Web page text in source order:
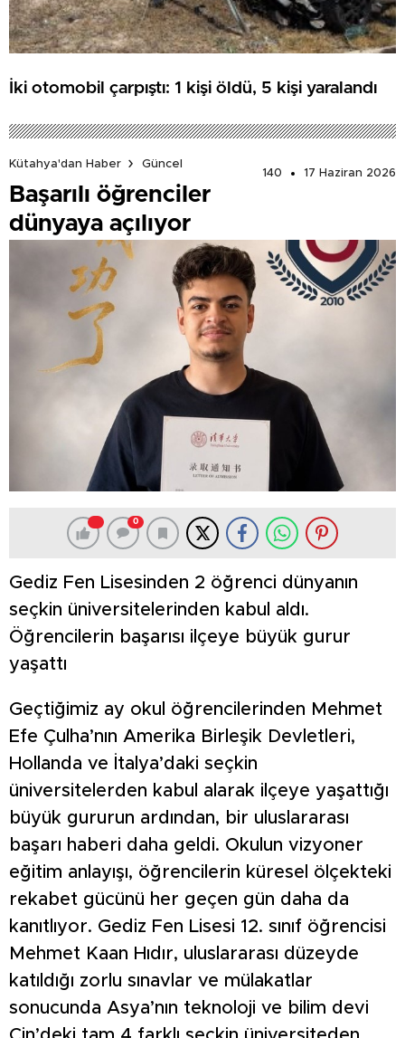
İki otomobil çarpıştı: 1 kişi öldü, 5 kişi yaralandı
Kütahya'dan Haber
Güncel
140
17 Haziran 2026
Başarılı öğrenciler
dünyaya açılıyor
0
Gediz Fen Lisesinden 2 öğrenci dünyanın
seçkin üniversitelerinden kabul aldı.
Öğrencilerin başarısı ilçeye büyük gurur
yaşattı
Geçtiğimiz ay okul öğrencilerinden Mehmet
Efe Çulha’nın Amerika Birleşik Devletleri,
Hollanda ve İtalya’daki seçkin
üniversitelerden kabul alarak ilçeye yaşattığı
büyük gururun ardından, bir uluslararası
başarı haberi daha geldi. Okulun vizyoner
eğitim anlayışı, öğrencilerin küresel ölçekteki
rekabet gücünü her geçen gün daha da
kanıtlıyor. Gediz Fen Lisesi 12. sınıf öğrencisi
Mehmet Kaan Hıdır, uluslararası düzeyde
katıldığı zorlu sınavlar ve mülakatlar
sonucunda Asya’nın teknoloji ve bilim devi